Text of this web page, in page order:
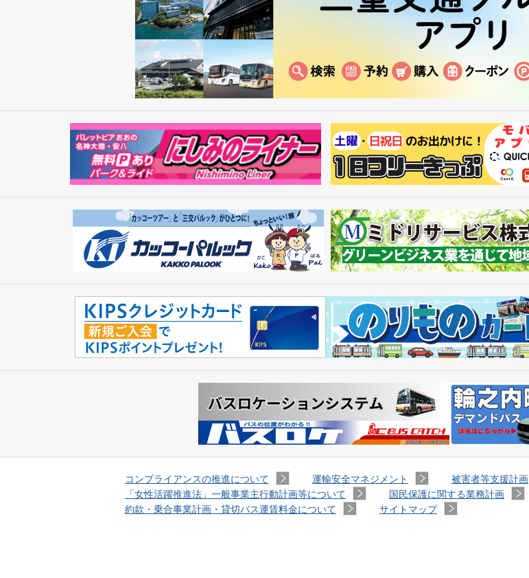
コンプライアンスの推進について 運輸安全マネジメント 被害者等支援計画
「女性活躍推進法」一般事業主行動計画等について
国民保護に関する業務計画
約款・乗合事業計画・貸切バス運賃料金について
サイトマップ